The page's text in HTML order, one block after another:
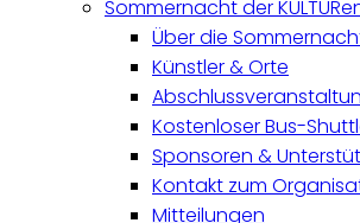
Sommernacht der
Über die
Künstler & Orte
Kostenloser Bus-
Sponsoren &
Kontakt zum
Mitteilungen